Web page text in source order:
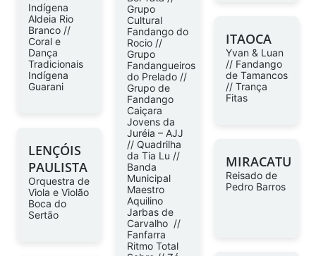
Grupo
Cultural
Fandango do
Rocio //
Grupo
Fandangueiros
do Prelado //
Grupo de
Fandango
Caiçara
Jovens da
Juréia – AJJ
// Quadrilha
da Tia Lu //
Banda
Municipal
Maestro
Aquilino
Jarbas de
Carvalho //
Fanfarra
Ritmo Total
Indígena
Aldeia Rio
Branco //
Coral e
Dança
Tradicionais
Indígena
Guarani
ITAOCA
Yvan & Luan
// Fandango
de Tamancos
// Trança
Fitas
LENÇÓIS
PAULISTA
Orquestra de
Viola e Violão
Boca do
Sertão
MIRACATU
Reisado de
Pedro Barros